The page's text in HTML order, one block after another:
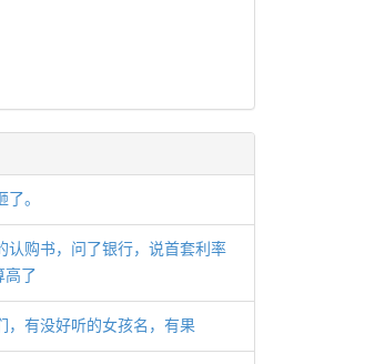
。
认购书，问了银行，说首套利率
高了
，有没好听的女孩名，有果